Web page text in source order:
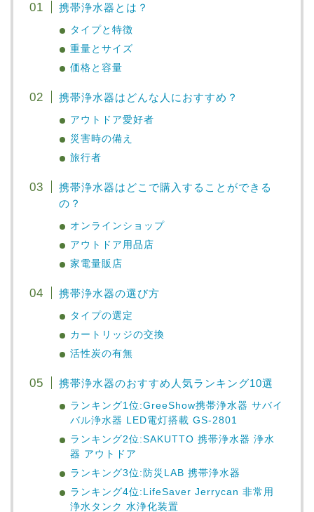
携帯浄水器とは？
タイプと特徴
重量とサイズ
価格と容量
携帯浄水器はどんな人におすすめ？
アウトドア愛好者
災害時の備え
旅行者
携帯浄水器はどこで購入することができる
の？
オンラインショップ
アウトドア用品店
家電量販店
携帯浄水器の選び方
タイプの選定
カートリッジの交換
活性炭の有無
携帯浄水器のおすすめ人気ランキング10選
ランキング1位:GreeShow携帯浄水器 サバイ
バル浄水器 LED電灯搭載 GS-2801
ランキング2位:SAKUTTO 携帯浄水器 浄水
器 アウトドア
ランキング3位:防災LAB 携帯浄水器
ランキング4位:LifeSaver Jerrycan 非常用
浄水タンク 水浄化装置